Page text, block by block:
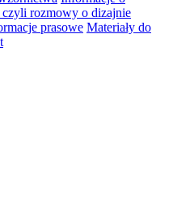
rozmowy o dizajnie
prasowe Materiały do